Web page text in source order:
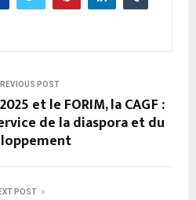
POST
et le FORIM, la CAGF :
de la diaspora et du
POST